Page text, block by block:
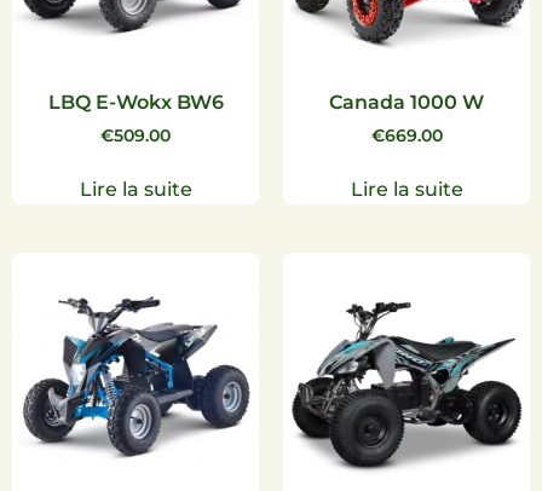
LBQ E-Wokx BW6
€509.00
Lire la suite
Canada 1000 W
€669.00
Lire la suite